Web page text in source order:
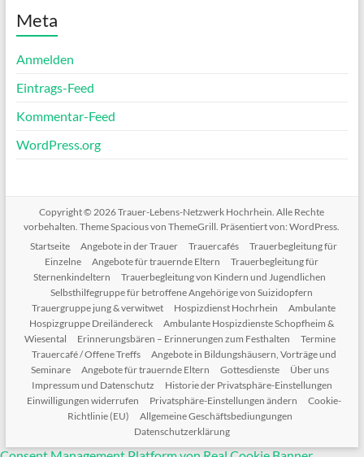
Meta
Anmelden
Eintrags-Feed
Kommentar-Feed
WordPress.org
Copyright © 2026Trauer-Lebens-Netzwerk Hochrhein. Alle Rechte
vorbehalten. ThemeSpaciousvon ThemeGrill. Präsentiert von:WordPress.
Startseite
Angebote in der Trauer Trauercafés
Trauerbegleitung für
Einzelne
Angebote für trauernde Eltern
Trauerbegleitung für
Sternenkindeltern
Trauerbegleitung von Kindern und Jugendlichen
Selbsthilfegruppe für betroffene Angehörige von Suizidopfern
Trauergruppe jung & verwitwet
Hospizdienst Hochrhein
Ambulante
Hospizgruppe Dreiländereck
Ambulante Hospizdienste Schopfheim &
Wiesental
Erinnerungsbären – Erinnerungen zum Festhalten
Termine
Trauercafé / Offene Treffs
Angebote in Bildungshäusern, Vorträge und
Seminare
Angebote für trauernde Eltern Gottesdienste
Über uns
Impressum und Datenschutz
Historie der Privatsphäre-Einstellungen
Einwilligungen widerrufen
Privatsphäre-Einstellungen ändern
Cookie-
Richtlinie (EU)
Allgemeine Geschäftsbediungungen
Datenschutzerklärung